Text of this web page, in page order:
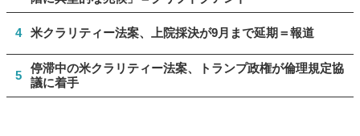
4 米クラリティー法案、上院採決が9月まで延期＝報道
5
停滞中の米クラリティー法案、トランプ政権が倫理規定協
議に着手